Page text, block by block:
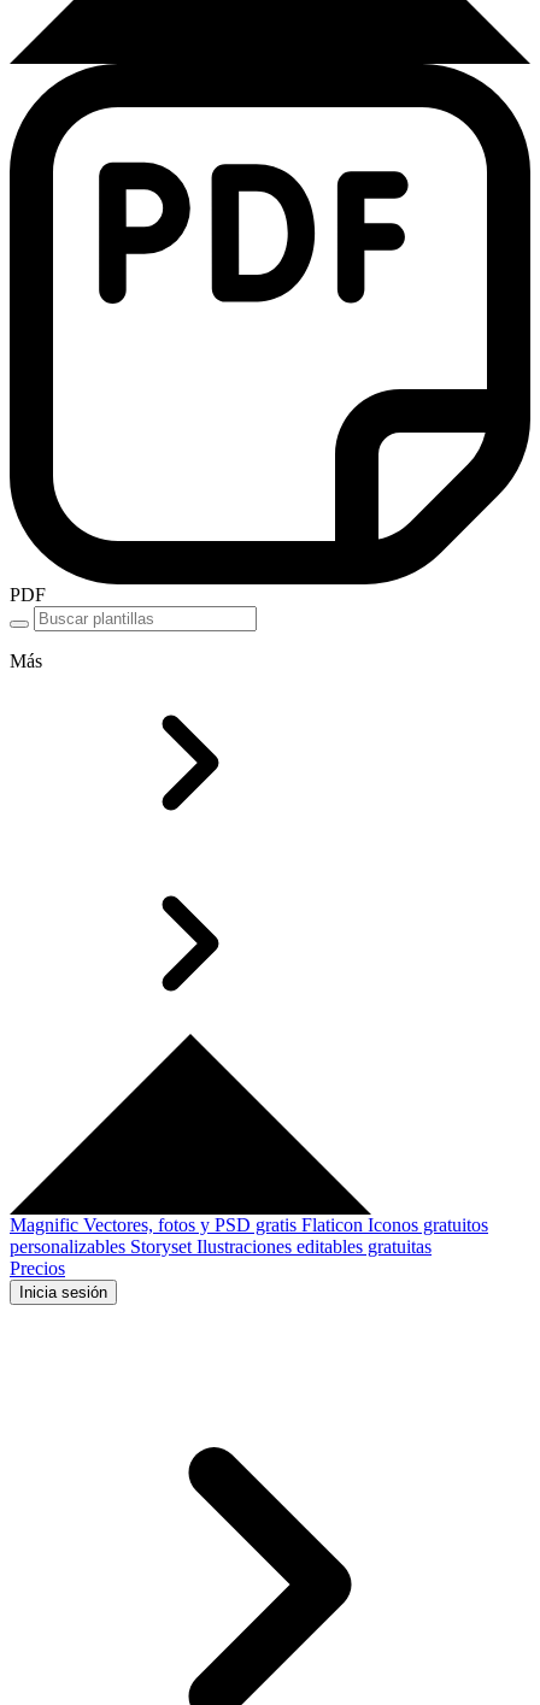
PDF
Más
Magnific Vectores, fotos y PSD gratis Flaticon Iconos gratuitos
personalizables Storyset Ilustraciones editables gratuitas
Precios
Inicia sesión